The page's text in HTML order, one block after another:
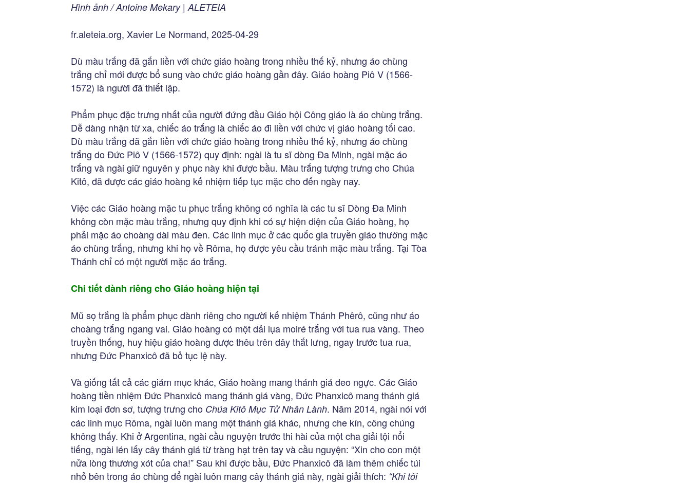
Hình ảnh / Antoine Mekary | ALETEIA
fr.aleteia.org, Xavier Le Normand, 2025-04-29
Dù màu trắng đã gắn liền với chức giáo hoàng trong nhiều thế kỷ, nhưng áo chùng
trắng chỉ mới được bổ sung vào chức giáo hoàng gần đây. Giáo hoàng Piô V (1566-
1572) là người đã thiết lập.
Phẩm phục đặc trưng nhất của người đứng đầu Giáo hội Công giáo là áo chùng trắng.
Dễ dàng nhận từ xa, chiếc áo trắng là chiếc áo đi liền với chức vị giáo hoàng tối cao.
Dù màu trắng đã gắn liền với chức giáo hoàng trong nhiều thế kỷ, nhưng áo chùng
trắng do Đức Piô V (1566-1572) quy định: ngài là tu sĩ dòng Đa Minh, ngài mặc áo
trắng và ngài giữ nguyên y phục này khi được bầu. Màu trắng tượng trưng cho Chúa
Kitô, đã được các giáo hoàng kế nhiệm tiếp tục mặc cho đến ngày nay.
Việc các Giáo hoàng mặc tu phục trắng không có nghĩa là các tu sĩ Dòng Đa Minh
không còn mặc màu trắng, nhưng quy định khi có sự hiện diện của Giáo hoàng, họ
phải mặc áo choàng dài màu đen. Các linh mục ở các quốc gia truyền giáo thường mặc
áo chùng trắng, nhưng khi họ về Rôma, họ được yêu cầu tránh mặc màu trắng. Tại Tòa
Thánh chỉ có một người mặc áo trắng.
Chi tiết dành riêng cho Giáo hoàng hiện tại
Mũ sọ trắng là phẩm phục dành riêng cho người kế nhiệm Thánh Phêrô, cũng như áo
choàng trắng ngang vai. Giáo hoàng có một dải lụa moiré trắng với tua rua vàng. Theo
truyền thống, huy hiệu giáo hoàng được thêu trên dây thắt lưng, ngay trước tua rua,
nhưng Đức Phanxicô đã bỏ tục lệ này.
Và giống tất cả các giám mục khác, Giáo hoàng mang thánh giá đeo ngực. Các Giáo
hoàng tiền nhiệm Đức Phanxicô mang thánh giá vàng, Đức Phanxicô mang thánh giá
kim loại đơn sơ, tượng trưng cho Chúa Kitô Mục Tử Nhân Lành. Năm 2014, ngài nói với
các linh mục Rôma, ngài luôn mang một thánh giá khác, nhưng che kín, công chúng
không thấy. Khi ở Argentina, ngài cầu nguyện trước thi hài của một cha giải tội nổi
tiếng, ngài lén lấy cây thánh giá từ tràng hạt trên tay và cầu nguyện: “Xin cho con một
nửa lòng thương xót của cha!” Sau khi được bầu, Đức Phanxicô đã làm thêm chiếc túi
nhỏ bên trong áo chùng để ngài luôn mang cây thánh giá này, ngài giải thích: “Khi tôi